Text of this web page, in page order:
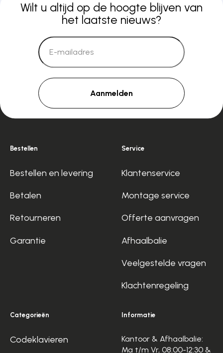
Wilt u altijd op de hoogte blijven van
het laatste nieuws?
Aanmelden
Bestellen
Bestellen en levering
Betalen
Retourneren
Garantie
Service
Klantenservice
Montage service
Offerte aanvragen
Afhaalbalie
Veelgestelde vragen
Klachtenregeling
Categorieën
Codeklavieren
Informatie
Kantoor & Afhaalbalie:
Ma t/m Vr, 08:00-12:30 &